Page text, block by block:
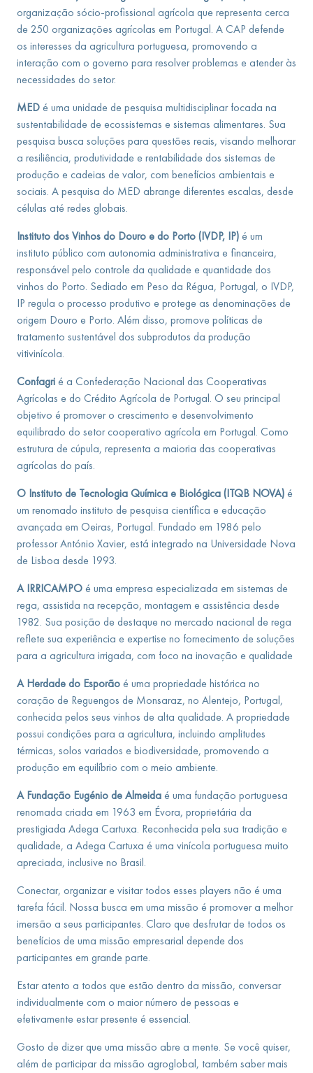
organização sócio-profissional agrícola que representa cerca
de 250 organizações agrícolas em Portugal. A CAP defende
os interesses da agricultura portuguesa, promovendo a
interação com o governo para resolver problemas e atender às
necessidades do setor.
MED é uma unidade de pesquisa multidisciplinar focada na
sustentabilidade de ecossistemas e sistemas alimentares. Sua
pesquisa busca soluções para questões reais, visando melhorar
a resiliência, produtividade e rentabilidade dos sistemas de
produção e cadeias de valor, com benefícios ambientais e
sociais. A pesquisa do MED abrange diferentes escalas, desde
células até redes globais.
Instituto dos Vinhos do Douro e do Porto (IVDP, IP) é um
instituto público com autonomia administrativa e financeira,
responsável pelo controle da qualidade e quantidade dos
vinhos do Porto. Sediado em Peso da Régua, Portugal, o IVDP,
IP regula o processo produtivo e protege as denominações de
origem Douro e Porto. Além disso, promove políticas de
tratamento sustentável dos subprodutos da produção
vitivinícola.
Confagri é a Confederação Nacional das Cooperativas
Agrícolas e do Crédito Agrícola de Portugal. O seu principal
objetivo é promover o crescimento e desenvolvimento
equilibrado do setor cooperativo agrícola em Portugal. Como
estrutura de cúpula, representa a maioria das cooperativas
agrícolas do país.
O Instituto de Tecnologia Química e Biológica (ITQB NOVA) é
um renomado instituto de pesquisa científica e educação
avançada em Oeiras, Portugal. Fundado em 1986 pelo
professor António Xavier, está integrado na Universidade Nova
de Lisboa desde 1993.
A IRRICAMPO é uma empresa especializada em sistemas de
rega, assistida na recepção, montagem e assistência desde
1982. Sua posição de destaque no mercado nacional de rega
reflete sua experiência e expertise no fornecimento de soluções
para a agricultura irrigada, com foco na inovação e qualidade
A Herdade do Esporão é uma propriedade histórica no
coração de Reguengos de Monsaraz, no Alentejo, Portugal,
conhecida pelos seus vinhos de alta qualidade. A propriedade
possui condições para a agricultura, incluindo amplitudes
térmicas, solos variados e biodiversidade, promovendo a
produção em equilíbrio com o meio ambiente.
A Fundação Eugénio de Almeida é uma fundação portuguesa
renomada criada em 1963 em Évora, proprietária da
prestigiada Adega Cartuxa. Reconhecida pela sua tradição e
qualidade, a Adega Cartuxa é uma vinícola portuguesa muito
apreciada, inclusive no Brasil.
Conectar, organizar e visitar todos esses players não é uma
tarefa fácil. Nossa busca em uma missão é promover a melhor
imersão a seus participantes. Claro que desfrutar de todos os
benefícios de uma missão empresarial depende dos
participantes em grande parte.
Estar atento a todos que estão dentro da missão, conversar
individualmente com o maior número de pessoas e
efetivamente estar presente é essencial.
Gosto de dizer que uma missão abre a mente. Se você quiser,
além de participar da missão agroglobal, também saber mais